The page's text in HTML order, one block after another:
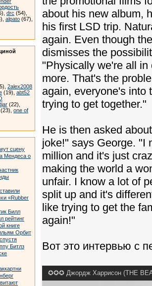
drc (54),
alpato (67),
2alex2008
(19), abt52
(22),
(23), one of
сцену
Мендеса о
«Rubber
Билл
рейтинг
книге
Орбит
Битлз
about his new album,
his first LSD trip.
again. Even though
dismisses the
"Physically we're all
more. That's the
again, everyone's into
trying to get together."
He is then asked
joke!" says George. "I
million and it's just
making the world a
unfair. I know a lot of
split up and it's
like trying to get the
again!"
Вот это интервью с
✪✪✪ Джордж Харрисон (THE